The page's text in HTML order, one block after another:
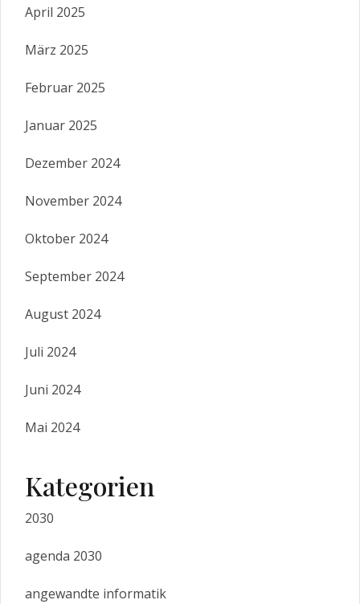
April 2025
März 2025
Februar 2025
Januar 2025
Dezember 2024
November 2024
Oktober 2024
September 2024
August 2024
Juli 2024
Juni 2024
Mai 2024
Kategorien
2030
agenda 2030
angewandte informatik